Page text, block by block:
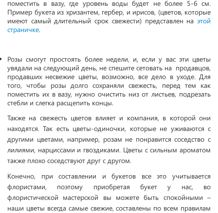
поместить в вазу, где уровень воды будет не более 5-6 см.
Пример букета из хризантем, гербер, и ирисов, (цветов, которые
имеют самый длительный срок свежести) представлен на этой
страничке.
Розы смогут простоять более недели, и, если у вас эти цветы
увядали на следующий день, не спешите сетовать на продавцов,
продавших несвежие цветы, возможно, все дело в уходе. Для
того, чтобы розы долго сохраняли свежесть, перед тем как
поместить их в вазу, нужно очистить низ от листьев, подрезать
стебли и слегка расщепить концы.
Также на свежесть цветов влияет и компания, в которой они
находятся. Так есть цветы-одиночки, которые не уживаются с
другими цветами, например, розам не понравится соседство с
лилиями, нарциссами и гвоздиками. Цветы с сильным ароматом
также плохо соседствуют друг с другом.
Конечно, при составлении и букетов все это учитывается
флористами, поэтому приобретая букет у нас, во
флористической мастерской вы можете быть спокойными –
наши цветы всегда самые свежие, составлены по всем правилам